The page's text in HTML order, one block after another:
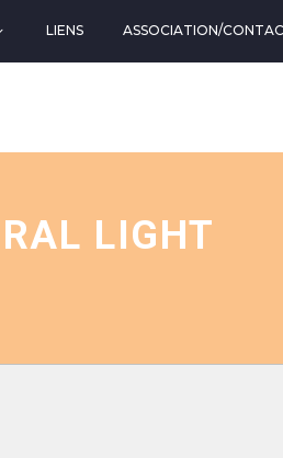
LIENS ASSOCIATION/
LIGHT